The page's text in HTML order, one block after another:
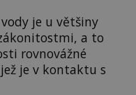
je u většiny
a to
rovnovážné
je v kontaktu s